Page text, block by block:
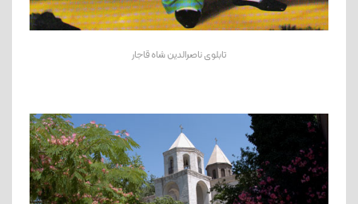
تابلوی ناصرالدین شاه قاجار